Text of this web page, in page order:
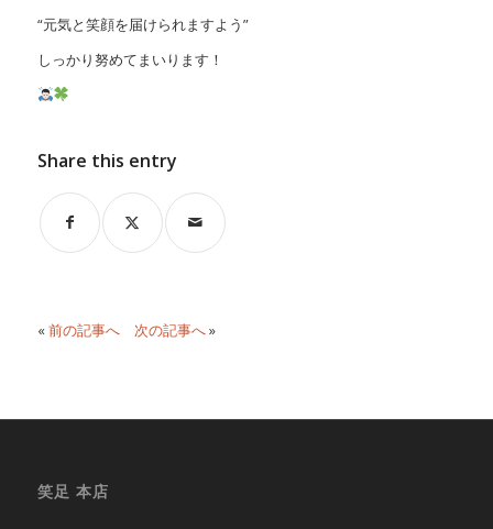
“元気と笑顔を届けられますよう”
しっかり努めてまいります！
Share this entry
«前の記事へ 次の記事へ»
笑足 本店